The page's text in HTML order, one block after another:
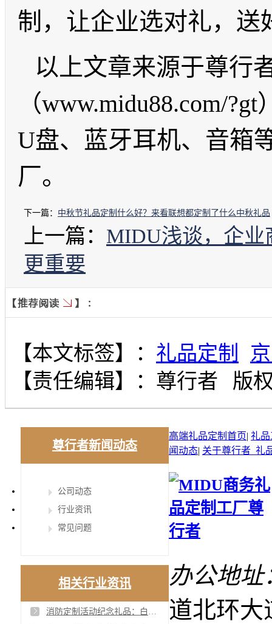
制，让企业选对礼，送
以上文章来源于尊行
（www.midu88.com/?gt
U盘、蓝牙耳机、音箱
厂。
下一篇： 中秋节礼品定制什么好？来看联想都定制了什么中秋礼品
上一篇： MIDU浅谈，企业
更重要
【本文标签】： 礼品定制
【责任编辑】： 尊行者 版
尊行者新闻动态
公司动态
行业资讯
常见问题
相关行业资讯
消防定制活动纪念礼品：白色礼盒，实用性与纪念价值的完美结合
高端礼品定制首页| 礼品
闻动态| 关于尊行者_礼
办公地址
道北环大